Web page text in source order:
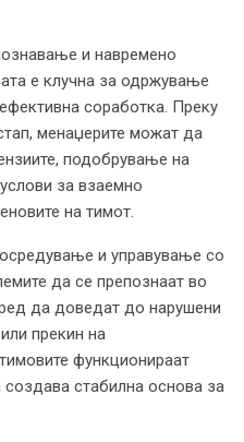
и навремено
е клучна за одржување
соработка. Преку
менаџерите можат да
подобрување на
за взаемно
на тимот.
и управување со
да се препознаат во
да доведат до нарушени
прекин на
функционираат
создава стабилна основа за